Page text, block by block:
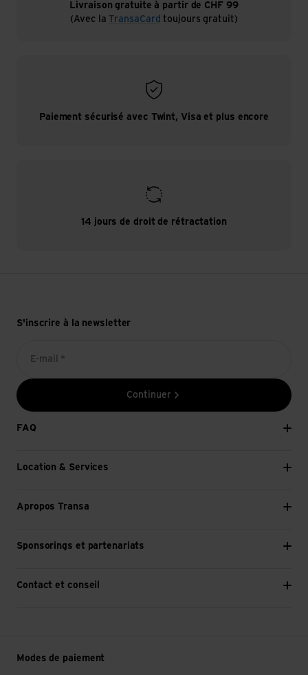
Livraison gratuite à partir de CHF 99
(Avec la TransaCard toujours gratuit)
Paiement sécurisé avec Twint, Visa et plus encore
14 jours de droit de rétractation
S'inscrire à la newsletter
E-mail *
Continuer
FAQ
Location & Services
Apropos Transa
Sponsorings et partenariats
Contact et conseil
Modes de paiement